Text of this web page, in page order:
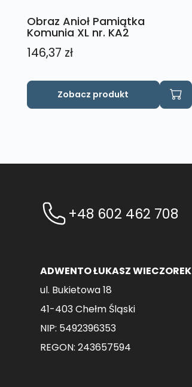
Obraz Anioł Pamiątka
Komunia XL nr. KA2
146,37 zł
Zobacz produkt
+48 602 462 708
ADWENTO ŁUKASZ WIECZOREK
ul. Bukietowa 18
41-403 Chełm Śląski
NIP: 5492396353
REGON: 243657594